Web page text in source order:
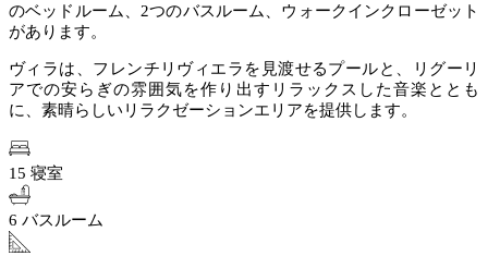
のベッドルーム、2つのバスルーム、ウォークインクローゼット
があります。
ヴィラは、フレンチリヴィエラを見渡せるプールと、リグーリ
アでの安らぎの雰囲気を作り出すリラックスした音楽ととも
に、素晴らしいリラクゼーションエリアを提供します。
15 寝室
6 バスルーム